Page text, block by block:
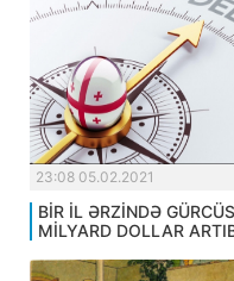
23:08 05.02.2021
BİR İL ƏRZİNDƏ
MİLYARD DOLLAR